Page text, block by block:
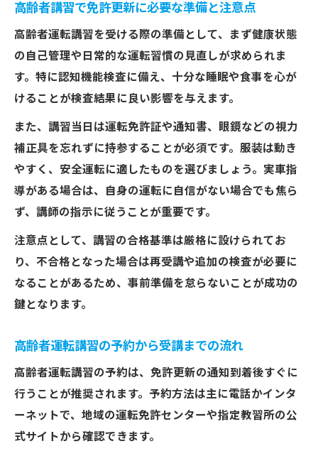
高齢者講習で免許更新に必要な準備と注意点
高齢者運転講習を受ける際の準備として、まず健康状態
の自己管理や日常的な運転習慣の見直しが求められま
す。特に認知機能検査に備え、十分な睡眠や食事を心が
けることが検査結果に良い影響を与えます。
また、講習当日は運転免許証や通知書、眼鏡などの視力
補正具を忘れずに持参することが必須です。服装は動き
やすく、安全運転に適したものを選びましょう。実車指
導がある場合は、自身の運転に自信がない場合でも焦ら
ず、講師の指示に従うことが重要です。
注意点として、講習の合格基準は厳格に設けられてお
り、不合格となった場合は再受講や追加の検査が必要に
なることがあるため、事前準備を怠らないことが成功の
鍵となります。
高齢者運転講習の予約から受講までの流れ
高齢者運転講習の予約は、免許更新の通知到着後すぐに
行うことが推奨されます。予約方法は主に電話かインタ
ーネットで、地域の運転免許センターや指定教習所の公
式サイトから確認できます。